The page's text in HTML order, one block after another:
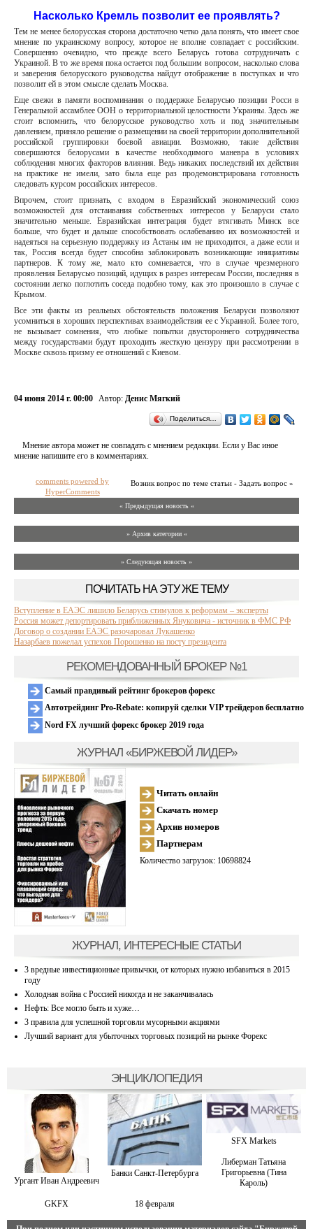
Насколько Кремль позволит ее проявлять?
Тем не менее белорусская сторона достаточно четко дала понять, что имеет свое
мнение по украинскому вопросу, которое не вполне совпадает с российским.
Совершенно очевидно, что прежде всего Беларусь готова сотрудничать с
Украиной. В то же время пока остается под большим вопросом, насколько слова
и заверения белорусского руководства найдут отображение в поступках и что
позволит ей в этом смысле сделать Москва.
Еще свежи в памяти воспоминания о поддержке Беларусью позиции Росси в
Генеральной ассамблее ООН о территориальной целостности Украины. Здесь же
стоит вспомнить, что белорусское руководство хоть и под значительным
давлением, приняло решение о размещении на своей территории дополнительной
российской группировки боевой авиации. Возможно, такие действия
совершаются белорусами в качестве необходимого маневра в условиях
соблюдения многих факторов влияния. Ведь никаких последствий их действия
на практике не имели, зато была еще раз продемонстрирована готовность
следовать курсом российских интересов.
Впрочем, стоит признать, с входом в Евразийский экономический союз
возможностей для отстаивания собственных интересов у Беларуси стало
значительно меньше. Евразийская интеграция будет втягивать Минск все
больше, что будет и дальше способствовать ослабеванию их возможностей и
надеяться на серьезную поддержку из Астаны им не приходится, а даже если и
так, Россия всегда будет способна заблокировать возникающие инициативы
партнеров. К тому же, мало кто сомневается, что в случае чрезмерного
проявления Беларусью позиций, идущих в разрез интересам России, последняя в
состоянии легко поглотить соседа подобно тому, как это произошло в случае с
Крымом.
Все эти факты из реальных обстоятельств положения Беларуси позволяют
усомниться в хороших перспективах взаимодействия ее с Украиной. Более того,
не вызывает сомнения, что любые попытки двустороннего сотрудничества
между государствами будут проходить жесткую цензуру при рассмотрении в
Москве сквозь призму ее отношений с Киевом.
04 июня 2014 г. 00:00 Автор: Денис Мягкий
Поделиться…
Мнение автора может не совпадать с мнением редакции. Если у Вас иное
мнение напишите его в комментариях.
Возник вопрос по теме статьи - Задать вопрос »
comments powered by
HyperComments
« Предыдущая новость «
» Архив категории «
» Следующая новость »
ПОЧИТАТЬ НА ЭТУ ЖЕ ТЕМУ
Вступление в ЕАЭС лишило Беларусь стимулов к реформам – эксперты
Россия может депортировать приближенных Януковича - источник в ФМС РФ
Договор о создании ЕАЭС разочаровал Лукашенко
Назарбаев пожелал успехов Порошенко на посту президента
РЕКОМЕНДОВАННЫЙ БРОКЕР №1
Самый правдивый рейтинг брокеров форекс
Автотрейдинг Pro-Rebate: копируй сделки VIP трейдеров бесплатно
Nord FX лучший форекс брокер 2019 года
ЖУРНАЛ «БИРЖЕВОЙ ЛИДЕР»
Читать онлайн
Скачать номер
Архив номеров
Партнерам
Количество загрузок: 10698824
ЖУРНАЛ, ИНТЕРЕСНЫЕ СТАТЬИ
3 вредные инвестиционные привычки, от которых нужно избавиться в 2015
году
Холодная война с Россией никогда и не заканчивалась
Нефть: Все могло быть и хуже…
3 правила для успешной торговли мусорными акциями
Лучший вариант для убыточных торговых позиций на рынке Форекс
ЭНЦИКЛОПЕДИЯ
Ургант Иван Андреевич
Банки Санкт-Петербурга
SFX Markets
Либерман Татьяна
Григорьевна (Тина
Кароль)
GKFX 18 февраля